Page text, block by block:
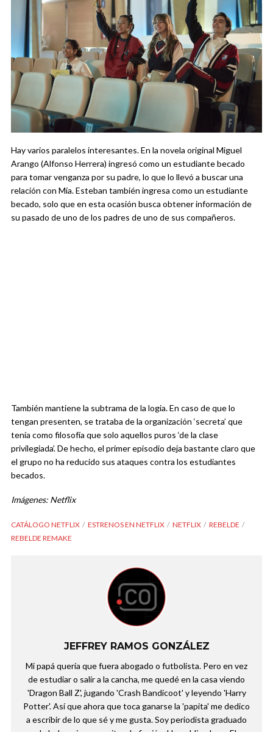
Hay varios paralelos interesantes. En la novela original Miguel
Arango (Alfonso Herrera) ingresó como un estudiante becado
para tomar venganza por su padre, lo que lo llevó a buscar una
relación con Mía. Esteban también ingresa como un estudiante
becado, solo que en esta ocasión busca obtener información de
su pasado de uno de los padres de uno de sus compañeros.
También mantiene la subtrama de la logia. En caso de que lo
tengan presenten, se trataba de la organización ‘secreta’ que
tenía como filosofía que solo aquellos puros ‘de la clase
privilegiada’. De hecho, el primer episodio deja bastante claro que
el grupo no ha reducido sus ataques contra los estudiantes
becados.
Imágenes: Netflix
CATÁLOGO NETFLIX ESTRENOS EN NETFLIX NETFLIX
REBELDE
REBELDE REMAKE
JEFFREY RAMOS GONZÁLEZ
Mi papá quería que fuera abogado o futbolista. Pero en vez
de estudiar o salir a la cancha, me quedé en la casa viendo
'Dragon Ball Z', jugando 'Crash Bandicoot' y leyendo 'Harry
Potter'. Así que ahora que toca ganarse la 'papita' me dedico
a escribir de lo que sé y me gusta. Soy periodista graduado